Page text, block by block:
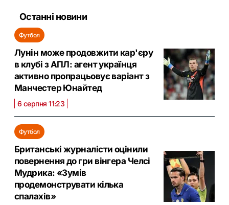
Останні новини
Футбол
Лунін може продовжити кар'єру
в клубі з АПЛ: агент українця
активно пропрацьовує варіант з
Манчестер Юнайтед
6 серпня 11:23
Футбол
Британські журналісти оцінили
повернення до гри вінгера Челсі
Мудрика: «Зумів
продемонструвати кілька
спалахів»